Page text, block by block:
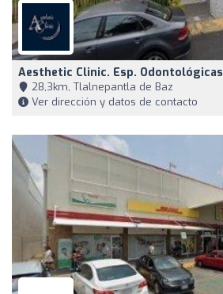
Aesthetic Clinic. Esp. Odontológicas
28,3km, Tlalnepantla de Baz
Ver dirección y datos de contacto